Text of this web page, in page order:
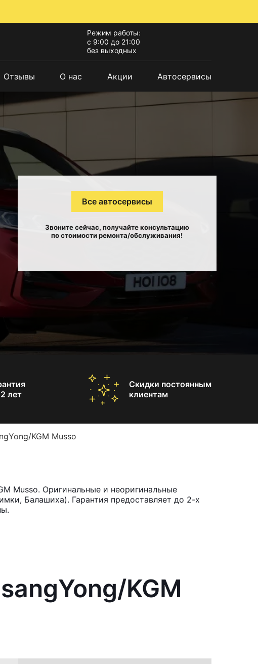
Режим работы:
с 9:00 до 21:00
без выходных
Отзывы О нас Акции Автосервисы
Все автосервисы
Звоните сейчас, получайте консультацию
по стоимости ремонта/обслуживания!
лет
Скидки постоянным
клиентам
KGM Musso
Musso. Оригинальные и неоригинальные
Балашиха). Гарантия предоставляет до 2-х
KGM